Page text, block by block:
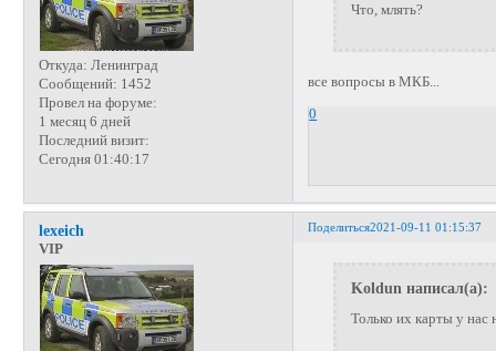
Откуда: Ленинград
Сообщений: 1452
Провел на форуме:
1 месяц 6 дней
Последний визит:
Сегодня 01:40:17
Что, млять?
все вопросы в МКБ...
0
Поделиться2021-09-11 01:15:37
lexeich
VIP
Koldun написал(а):
Только их карты у нас